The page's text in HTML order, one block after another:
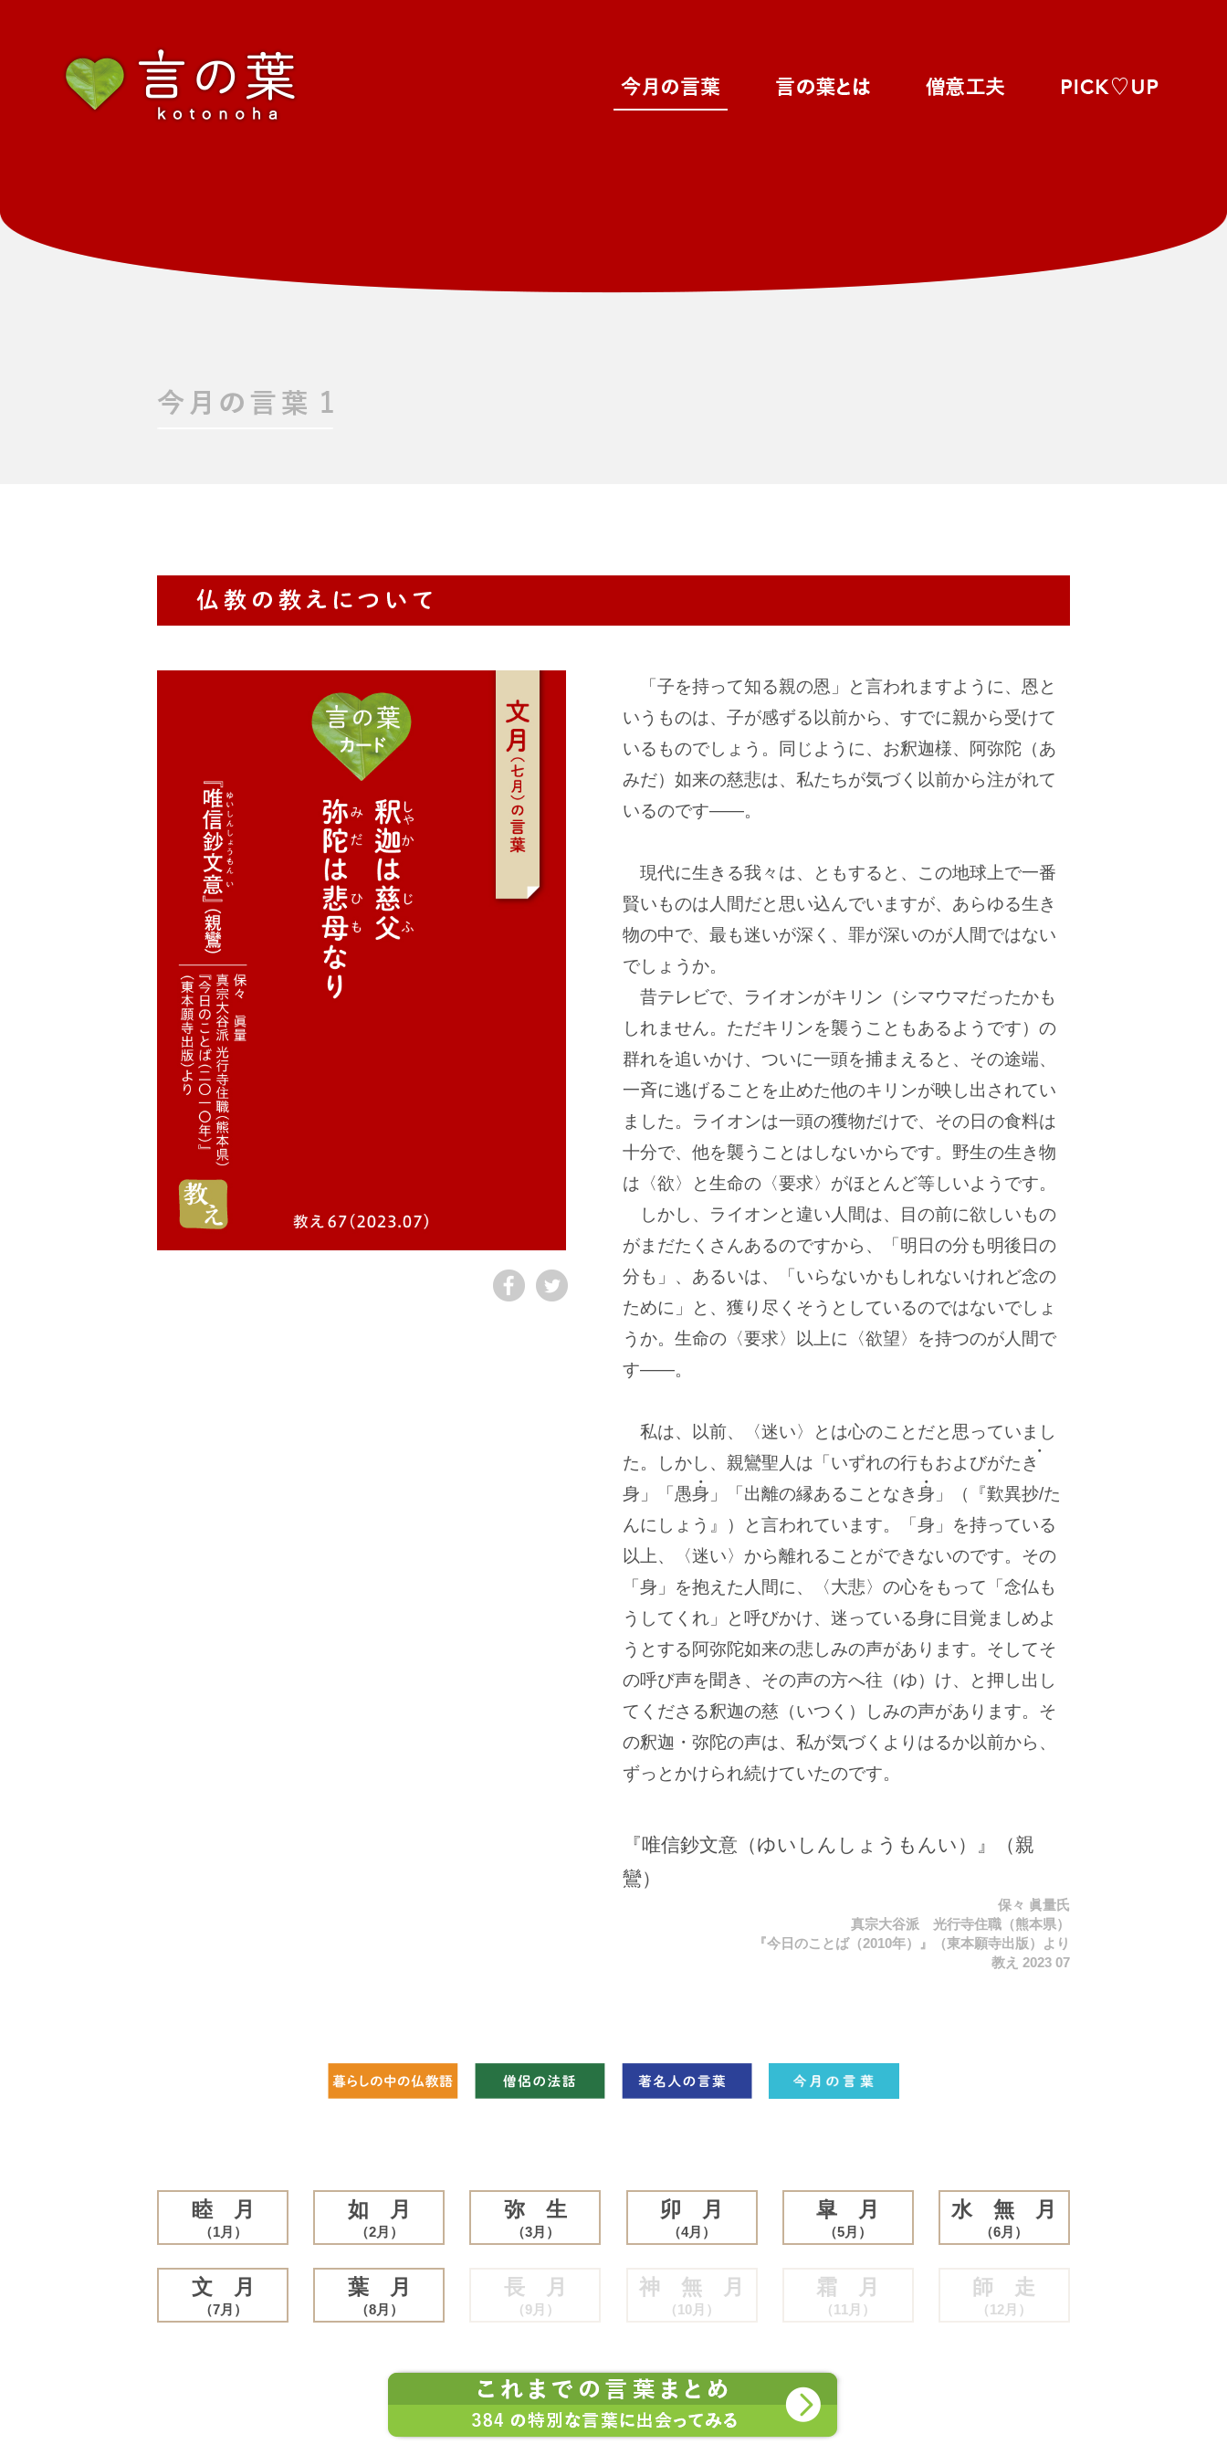
「子を持って知る親の恩」と言われますように、恩と
いうものは、子が感ずる以前から、すでに親から受けて
いるものでしょう。同じように、お釈迦様、阿弥陀（あ
みだ）如来の慈悲は、私たちが気づく以前から注がれて
いるのです―。
現代に生きる我々は、ともすると、この地球上で一番
賢いものは人間だと思い込んでいますが、あらゆる生き
物の中で、最も迷いが深く、罪が深いのが人間ではない
でしょうか。
昔テレビで、ライオンがキリン（シマウマだったかも
しれません。ただキリンを襲うこともあるようです）の
群れを追いかけ、ついに一頭を捕まえると、その途端、
一斉に逃げることを止めた他のキリンが映し出されてい
ました。ライオンは一頭の獲物だけで、その日の食料は
十分で、他を襲うことはしないからです。野生の生き物
は〈欲〉と生命の〈要求〉がほとんど等しいようです。
しかし、ライオンと違い人間は、目の前に欲しいもの
がまだたくさんあるのですから、「明日の分も明後日の
分も」、あるいは、「いらないかもしれないけれど念の
ために」と、獲り尽くそうとしているのではないでしょ
うか。生命の〈要求〉以上に〈欲望〉を持つのが人間で
す―。
私は、以前、〈迷い〉とは心のことだと思っていまし
た。しかし、親鸞聖人は「いずれの行もおよびがたき
身 」「愚身 」「出離の縁あることなき身 」（『歎異抄/た
んにしょう』）と言われています。「身」を持っている
以上、〈迷い〉から離れることができないのです。その
「身」を抱えた人間に、〈大悲〉の心をもって「念仏も
うしてくれ」と呼びかけ、迷っている身に目覚ましめよ
うとする阿弥陀如来の悲しみの声があります。そしてそ
の呼び声を聞き、その声の方へ往（ゆ）け、と押し出し
てくださる釈迦の慈（いつく）しみの声があります。そ
の釈迦・弥陀の声は、私が気づくよりはるか以前から、
ずっとかけられ続けていたのです。
『唯信鈔文意（ゆいしんしょうもんい）』（親
鸞）
保々 眞量氏
真宗大谷派 光行寺住職（熊本県）
『今日のことば（2010年）』（東本願寺出版）より
教え 2023 07
睦 月
（1月）
如 月
（2月）
弥 生
（3月）
卯 月
（4月）
皐 月
（5月）
水 無 月
（6月）
文 月
（7月）
葉 月
（8月）
長 月
（9月）
神 無 月
（10月）
霜 月
（11月）
師 走
（12月）